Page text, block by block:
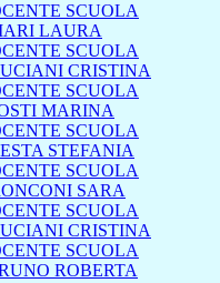
SCUOLA
LAURA
SCUOLA
CRISTINA
SCUOLA
MARINA
SCUOLA
STEFANIA
SCUOLA
SARA
SCUOLA
CRISTINA
SCUOLA
ROBERTA